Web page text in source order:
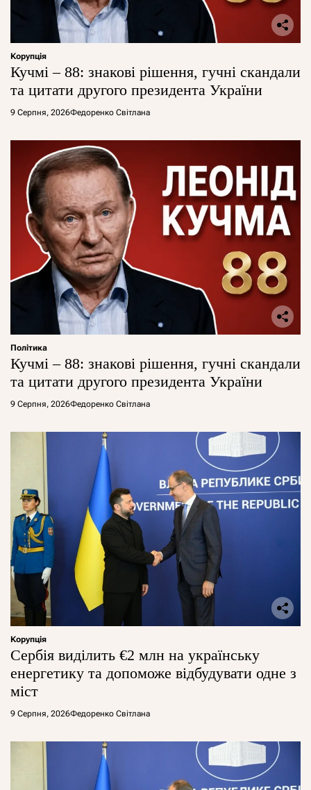
Корупція
Кучмі – 88: знакові рішення, гучні скандали
та цитати другого президента України
9 Серпня, 2026Федоренко Світлана
Політика
Кучмі – 88: знакові рішення, гучні скандали
та цитати другого президента України
9 Серпня, 2026Федоренко Світлана
Корупція
Сербія виділить €2 млн на українську
енергетику та допоможе відбудувати одне з
міст
9 Серпня, 2026Федоренко Світлана